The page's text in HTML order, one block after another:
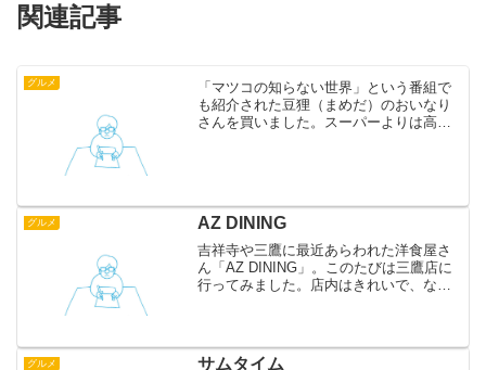
関連記事
グルメ
「マツコの知らない世界」という番組で
も紹介された豆狸（まめだ）のおいなり
さんを買いました。スーパーよりは高い
グルメ AZ DINING
吉祥寺や三鷹に最近あらわれた洋食屋さ
ん「AZ DINING」。このたびは三鷹店に
行ってみました。店内はきれいで、なぜ
ムライスです。ふ...
グルメ サムタイム